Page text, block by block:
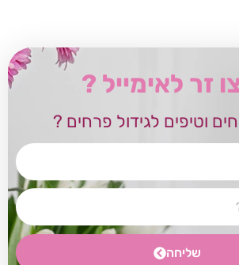
זר לאימייל ?
וטיפים לגידול פרחים ?
שליחה